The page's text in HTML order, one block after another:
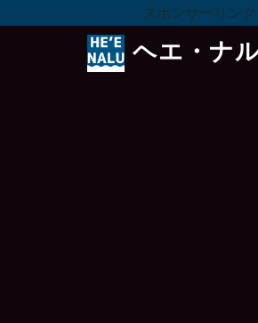
スポンサーリンク
ヘエ・ナ